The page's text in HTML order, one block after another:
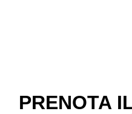
PRENOTA